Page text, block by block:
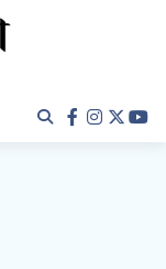
facebook
twitter